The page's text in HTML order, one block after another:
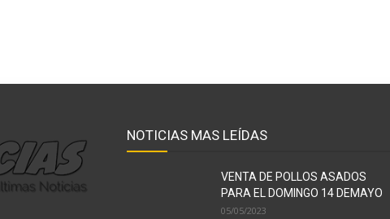
NOTICIAS MAS LEÍDAS
VENTA DE POLLOS ASADOS
PARA EL DOMINGO 14 DEMAYO
05/05/2023